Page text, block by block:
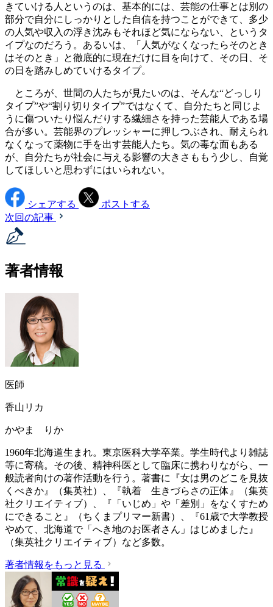
きていける人というのは、基本的には、芸能の仕事とは別の
部分で自分にしっかりとした自信を持つことができて、多少
の人気や収入の浮き沈みもそれほど気にならない、というタ
イプなのだろう。あるいは、「人気がなくなったらそのとき
はそのとき」と徹底的に現在だけに目を向けて、その日、そ
の日を踏みしめていけるタイプ。
ところが、世間の人たちが見たいのは、そんな“どっしり
タイプ”や“割り切りタイプ”ではなくて、自分たちと同じよ
うに傷ついたり悩んだりする繊細さを持った芸能人である場
合が多い。芸能界のプレッシャーに押しつぶされ、耐えられ
なくなって薬物に手を出す芸能人たち。気の毒な面もある
が、自分たちが社会に与える影響の大きさももう少し、自覚
してほしいと思わずにはいられない。
シェアする
ポストする
次回の記事
著者情報
医師
香山リカ
かやま りか
1960年北海道生まれ。東京医科大学卒業。学生時代より雑誌
等に寄稿。その後、精神科医として臨床に携わりながら、一
般読者向けの著作活動を行う。著書に『女は男のどこを見抜
くべきか』（集英社）、『執着 生きづらさの正体』（集英
社クリエイティブ）、『「いじめ」や「差別」をなくすため
にできること』（ちくまプリマー新書）、『61歳で大学教授
やめて、北海道で「へき地のお医者さん」はじめました』
（集英社クリエイティブ）など多数。
著者情報をもっと見る